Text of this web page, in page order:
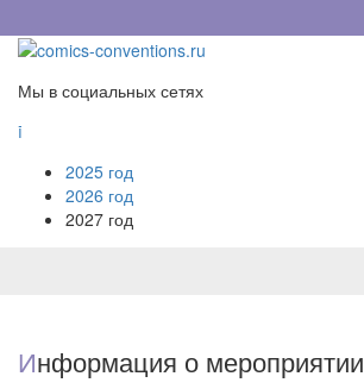
Мы в социальных сетях

2025 год
2026 год
2027 год
Информация о мероприятии